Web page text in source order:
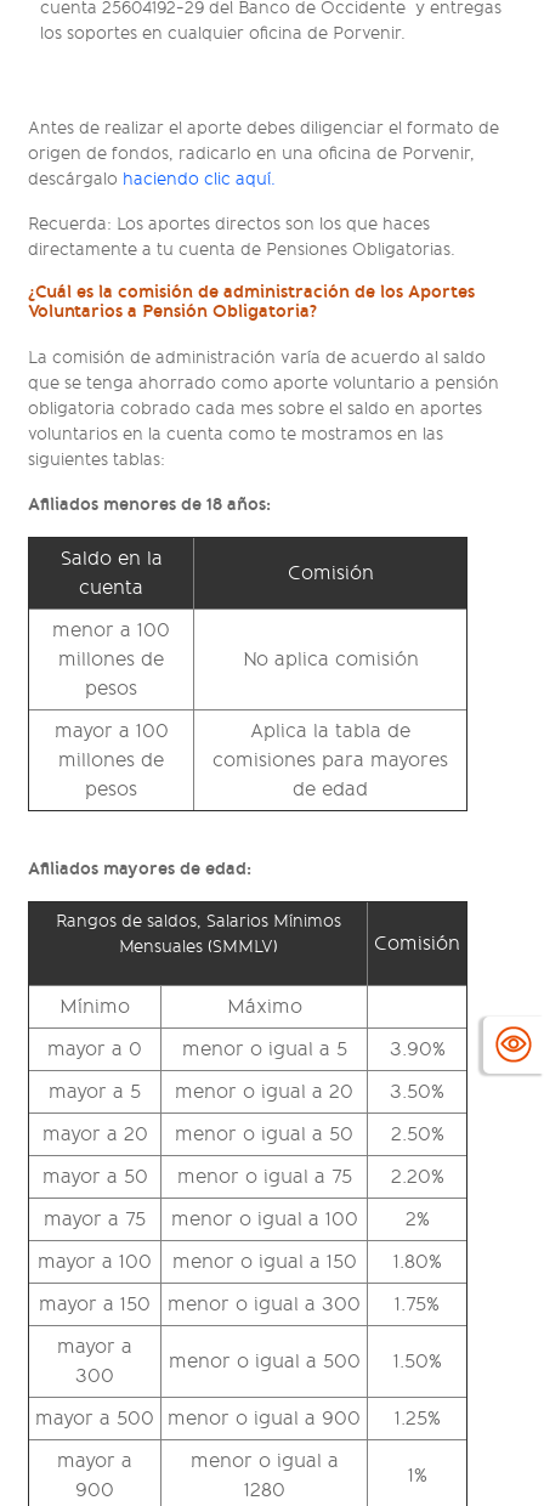
cuenta 25604192-29 del Banco de Occidente y entregas
los soportes en cualquier oficina de Porvenir.
Antes de realizar el aporte debes diligenciar el formato de
origen de fondos, radicarlo en una oficina de Porvenir,
descárgalo haciendo clic aquí.
Recuerda: Los aportes directos son los que haces
directamente a tu cuenta de Pensiones Obligatorias.
¿Cuál es la comisión de administración de los Aportes
Voluntarios a Pensión Obligatoria?
La comisión de administración varía de acuerdo al saldo
que se tenga ahorrado como aporte voluntario a pensión
obligatoria cobrado cada mes sobre el saldo en aportes
voluntarios en la cuenta como te mostramos en las
siguientes tablas:
Afiliados menores de 18 años:
Saldo en la
cuenta
Comisión
menor a 100
millones de
pesos
No aplica comisión
mayor a 100
millones de
pesos
Aplica la tabla de
comisiones para mayores
de edad
Afiliados mayores de edad:
Rangos de saldos, Salarios Mínimos
Mensuales (SMMLV)
Comisión
Mínimo
Máximo
mayor a 0
menor o igual a 5
3.90%
mayor a 5
menor o igual a 20
3.50%
mayor a 20
menor o igual a 50
2.50%
mayor a 50
menor o igual a 75
2.20%
mayor a 75
menor o igual a 100
2%
mayor a 100
menor o igual a 150
1.80%
mayor a 150
menor o igual a 300
1.75%
mayor a
300
menor o igual a 500 1.50%
mayor a 500 menor o igual a 900
1.25%
mayor a
900
menor o igual a
1280
1%